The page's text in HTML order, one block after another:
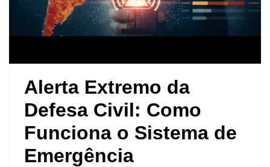
Alerta Extremo da
Defesa Civil: Como
Funciona o Sistema de
Emergência